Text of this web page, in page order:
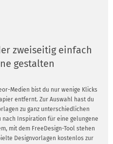
zweiseitig einfach
gestalten
Medien bist du nur wenige Klicks
entfernt. Zur Auswahl hast du
zu ganz unterschiedlichen
nach Inspiration für eine gelungene
mit dem FreeDesign-Tool stehen
Designvorlagen kostenlos zur